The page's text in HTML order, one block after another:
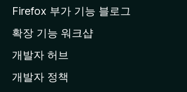
a
페
이
지
Firefox 부가 기능 블로그
확장 기능 워크샵
개발자 허브
개발자 정책